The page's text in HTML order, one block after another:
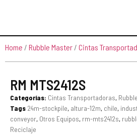
Home / Rubble Master / Cintas
RM MTS2412S
Categorías: Cintas Transportadoras,
Tags 24m-stockpile, altura-12m, chile,
conveyor, Otros Equipos, rm-mts2412s,
Reciclaje